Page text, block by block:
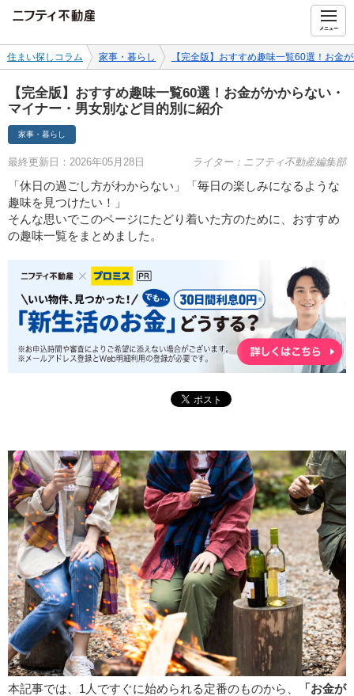
メニュー
住まい探しコラム 家事・暮らし 【完全版】おすすめ趣味一覧60選！お金
【完全版】おすすめ趣味一覧60選！お金がかからない・
マイナー・男女別など目的別に紹介
家事・暮らし
最終更新日：2026年05月28日 ライター：ニフティ不動産編集部
「休日の過ごし方がわからない」「毎日の楽しみになるような
趣味を見つけたい！」
そんな思いでこのページにたどり着いた方のために、おすすめ
の趣味一覧をまとめました。
本記事では、1人ですぐに始められる定番のものから、
「お金が